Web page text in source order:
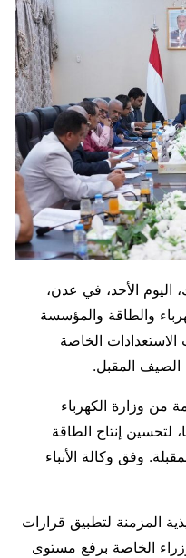
اليوم الأحد، في عدن،
والطاقة والمؤسسة
الاستعدادات الخاصة
الصيف المقبل.
من وزارة الكهرباء
لتحسين إنتاج الطاقة
وفق وكالة الأنباء
المزمنة لتطبيق قرارات
الخاصة برفع مستوى